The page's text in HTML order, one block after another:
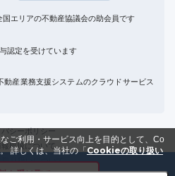
エリアの不動産協議会の助会員です
認定を受けています
動産業務支援システムのクラウドサービス
シーポリシー
報取扱について
り扱いについて
ご利用・サービス向上を目的として、Co
詳しくは、当社の「Cookieの取り扱い